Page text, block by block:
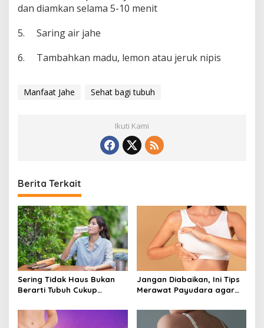
dan diamkan selama 5-10 menit
5. Saring air jahe
6. Tambahkan madu, lemon atau jeruk nipis
Manfaat Jahe Sehat bagi tubuh
Ikuti Kami
Berita Terkait
Sering Tidak Haus Bukan
Berarti Tubuh Cukup
Dehidrasi Ringan
Jangan Diabaikan, Ini Tips
Merawat Payudara agar
dari Risiko Penyakit